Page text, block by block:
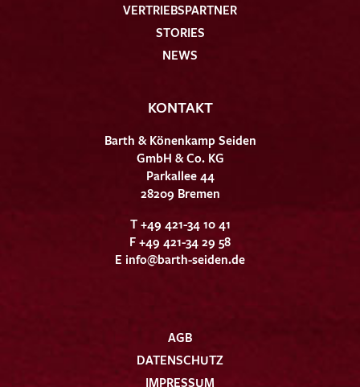
VERTRIEBSPARTNER
STORIES
NEWS
KONTAKT
Barth & Könenkamp Seiden
GmbH & Co. KG
Parkallee 44
28209 Bremen
T +49 421-34 10 41
F +49 421-34 29 58
E info@barth-seiden.de
AGB
DATENSCHUTZ
IMPRESSUM